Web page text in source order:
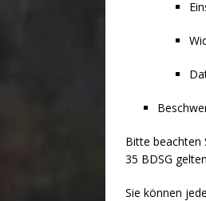
Bitte beachten
35 BDSG
Sie können